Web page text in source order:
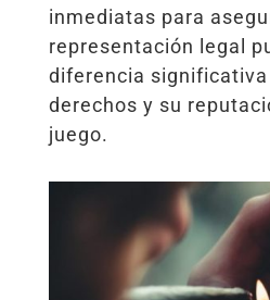
inmediatas para
representación legal
diferencia significativa
derechos y su
juego.